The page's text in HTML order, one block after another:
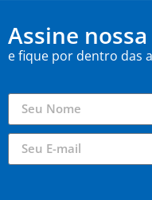
Assine
e fique por dentro das